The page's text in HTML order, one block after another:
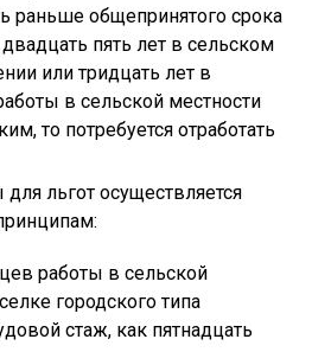
раньше общепринятого срока
двадцать пять лет в сельском
или тридцать лет в
в сельской местности
то потребуется отработать
льгот осуществляется
работы в сельской
городского типа
стаж, как пятнадцать